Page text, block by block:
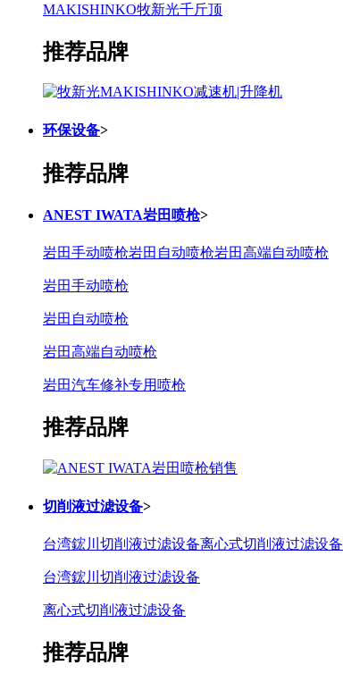
MAKISHINKO牧新光千斤顶
推荐品牌
环保设备>
推荐品牌
ANEST IWATA岩田喷枪>
岩田手动喷枪岩田自动喷枪岩田高端自动喷枪
岩田手动喷枪
岩田自动喷枪
岩田高端自动喷枪
岩田汽车修补专用喷枪
推荐品牌
切削液过滤设备>
台湾鋐川切削液过滤设备离心式切削液过滤设备
台湾鋐川切削液过滤设备
离心式切削液过滤设备
推荐品牌